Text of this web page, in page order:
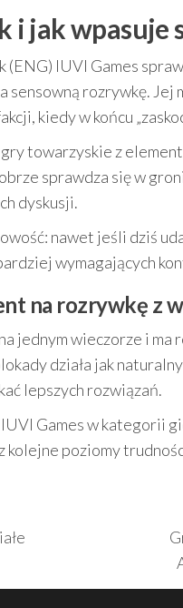
i jak wpasuje
(ENG) IUVI Games
sensowną rozrywkę. Jej
kiedy w końcu
towarzyskie z
sprawdza się w
dyskusji.
nawet jeśli dziś
wymagających
na rozrywkę z
jednym wieczorze i
działa jak naturalny
lepszych rozwiązań.
Games w kategorii
kolejne poziomy